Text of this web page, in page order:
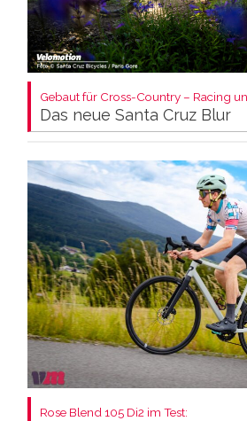
Gebaut für Cross-Country – Racing
Das neue Santa Cruz Blur
Rose Blend 105 Di2 im Test: